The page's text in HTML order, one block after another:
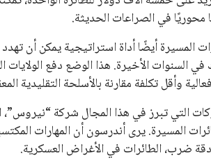
محوريًا في الصراعات الحديثة.
المسيرة أيضًا أداة استراتيجية يمكن أن
في السنوات الأخيرة. هذا الوضع دفع
وأقل تكلفة مقارنة بالأسلحة التقليدية
التي تبرز في هذا المجال شركة
المسيرة. يرى أندرسون أن المهارات
ضرب، الطائرات في الأغراض العسكرية.